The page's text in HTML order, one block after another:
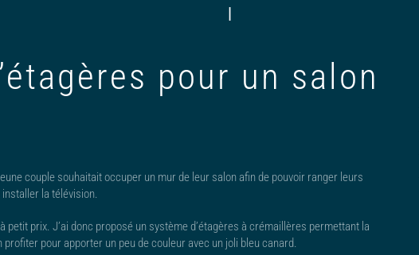
|
pour un salon
couple souhaitait occuper un mur de leur salon afin de pouvoir ranger leurs
la télévision.
prix. J’ai donc proposé un système d’étagères à crémaillères permettant la
pour apporter un peu de couleur avec un joli bleu canard.